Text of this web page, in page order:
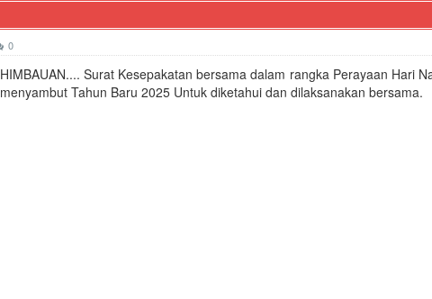
0
HIMBAUAN.... Surat Kesepakatan bersama dalam rangka Perayaan Hari
menyambut Tahun Baru 2025 Untuk diketahui dan dilaksanakan